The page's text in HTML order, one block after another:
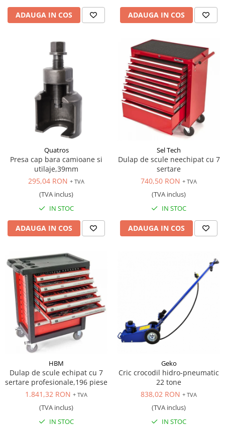
ADAUGA IN COS ADAUGA IN COS
Quatros
Presa cap bara camioane si
utilaje,39mm
295,04 RON + TVA
(TVA inclus)
IN STOC
ADAUGA IN COS
Sel Tech
Dulap de scule neechipat cu 7
sertare
740,50 RON + TVA
(TVA inclus)
IN STOC
ADAUGA IN COS
HBM
Dulap de scule echipat cu 7
sertare profesionale,196 piese
1.841,32 RON + TVA
(TVA inclus)
IN STOC
Geko
Cric crocodil hidro-pneumatic
22 tone
838,02 RON + TVA
(TVA inclus)
IN STOC